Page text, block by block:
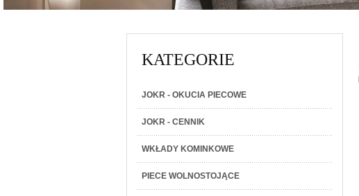
KATEGORIE
JOKR - OKUCIA PIECOWE
JOKR - CENNIK
WKŁADY KOMINKOWE
PIECE WOLNOSTOJĄCE